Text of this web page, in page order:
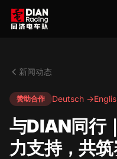
新闻动态
赞助合作 Deutsch →
与DIAN同行
力支持，共筑